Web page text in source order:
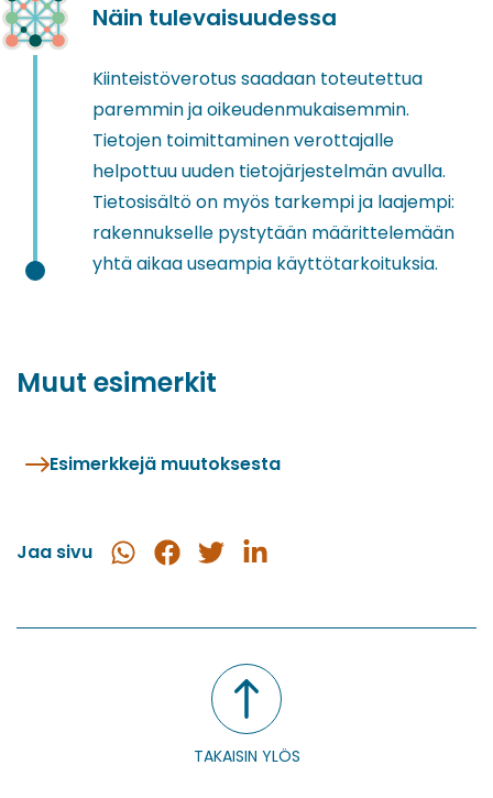
Näin tulevaisuudessa
Kiinteistöverotus saadaan toteutettua
paremmin ja oikeudenmukaisemmin.
Tietojen toimittaminen verottajalle
helpottuu uuden tietojärjestelmän avulla.
Tietosisältö on myös tarkempi ja laajempi:
rakennukselle pystytään määrittelemään
yhtä aikaa useampia käyttötarkoituksia.
Muut esimerkit
Esimerkkejä muutoksesta
Jaa sivu
Jaa
Jaa
Jaa
Jaa
TAKAISIN YLÖS